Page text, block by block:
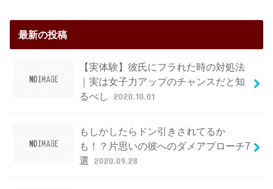
最新の投稿
【実体験】彼氏にフラれた時の対処法
｜実は女子力アップのチャンスだと知
るべし
2020.10.01
もしかしたらドン引きされてるか
も！？片思いの彼へのダメアプローチ7
選 2020.09.28